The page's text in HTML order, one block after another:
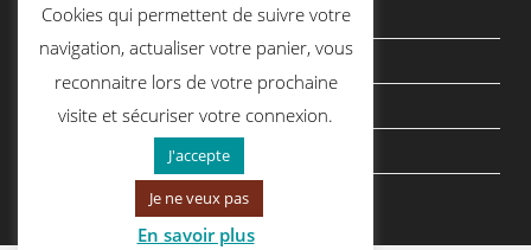
Conditions générales de vente
Mentions légales
Politique de confidentialité
politique de cookies
Cookies qui permettent de suivre votre
navigation, actualiser votre panier, vous
reconnaitre lors de votre prochaine
visite et sécuriser votre connexion.
J'accepte
Je ne veux pas
En savoir plus